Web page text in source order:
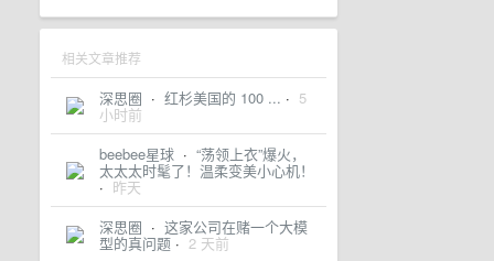
相关文章推荐
深思圈 · 红杉美国的 100 ... · 5
小时前
beebee星球 · “荡领上衣”爆火，
太太太时髦了！温柔变美小心机！
· 昨天
深思圈 · 这家公司在赌一个大模
型的真问题 · 2 天前